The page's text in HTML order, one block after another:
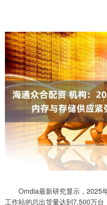
Omdia最新研究显示，2025
工作站的总出货量达到7,500万